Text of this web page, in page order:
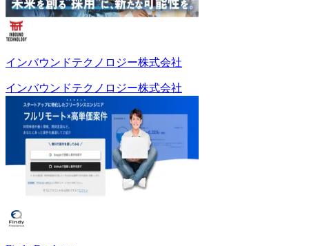
インバウンドテクノロジー株式会社
インバウンドテクノロジー株式会社